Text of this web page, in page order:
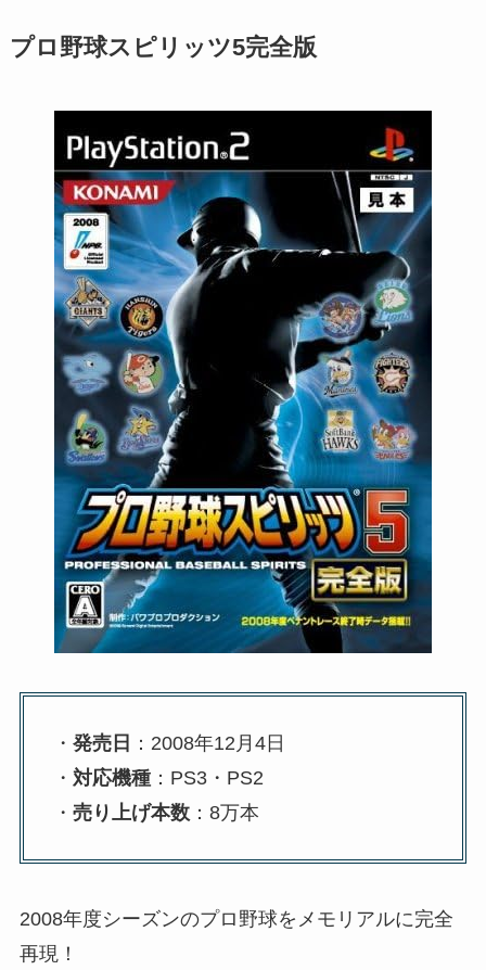
プロ野球スピリッツ5完全版
・ 発売日 ：2008年12月4日
・ 対応機種：PS3・PS2
・ 売り上げ本数：8万本
2008年度シーズンのプロ野球をメモリアルに完全
再現！